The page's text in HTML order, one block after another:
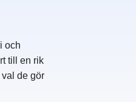
och
till en rik
de gör